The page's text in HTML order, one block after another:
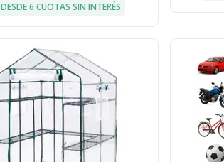
DESDE 6 CUOTAS SIN INTERÉS